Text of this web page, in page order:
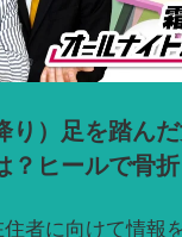
り）足を踏ん
？ヒールで骨折
者に向けて情報